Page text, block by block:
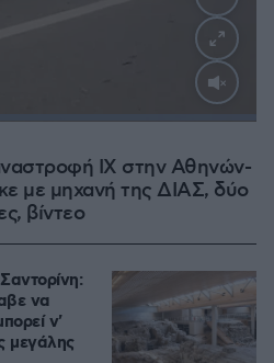
ΙΧ στην Αθηνών-
με μηχανή της ΔΙΑΣ, δύο
βίντεο
να
ν'
μεγάλης